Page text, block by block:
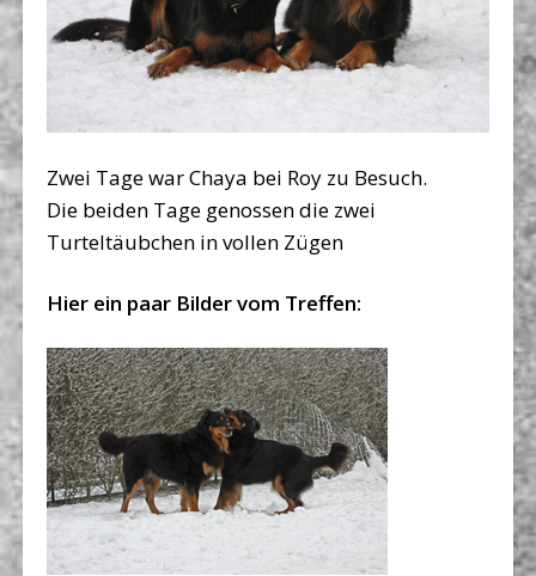
Zwei Tage war Chaya bei Roy zu Besuch.
Die beiden Tage genossen die zwei
Turteltäubchen in vollen Zügen
Hier ein paar Bilder vom Treffen: